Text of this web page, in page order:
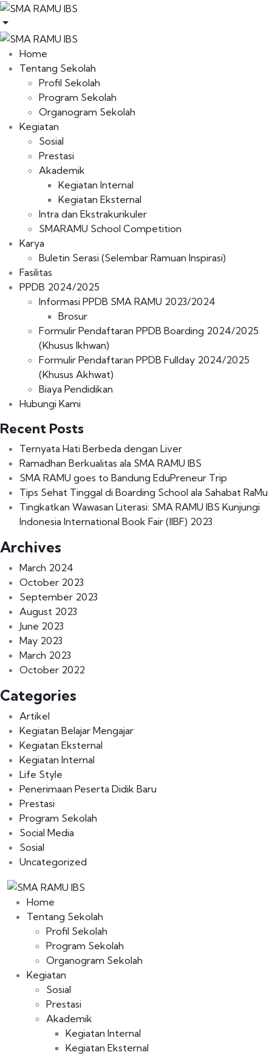
Home
Tentang Sekolah
Profil Sekolah
Program Sekolah
Organogram Sekolah
Kegiatan
Sosial
Prestasi
Akademik
Kegiatan Internal
Kegiatan Eksternal
Intra dan Ekstrakurikuler
SMARAMU School Competition
Karya
Buletin Serasi (Selembar Ramuan Inspirasi)
Fasilitas
PPDB 2024/2025
Informasi PPDB SMA RAMU 2023/2024
Brosur
Formulir Pendaftaran PPDB Boarding 2024/2025
(Khusus Ikhwan)
Formulir Pendaftaran PPDB Fullday 2024/2025
(Khusus Akhwat)
Biaya Pendidikan
Hubungi Kami
Recent Posts
Ternyata Hati Berbeda dengan Liver
Ramadhan Berkualitas ala SMA RAMU IBS
SMA RAMU goes to Bandung EduPreneur Trip
Tips Sehat Tinggal di Boarding School ala Sahabat RaMu
Tingkatkan Wawasan Literasi: SMA RAMU IBS Kunjungi
Indonesia International Book Fair (IIBF) 2023
Archives
March 2024
October 2023
September 2023
August 2023
June 2023
May 2023
March 2023
October 2022
Categories
Artikel
Kegiatan Belajar Mengajar
Kegiatan Eksternal
Kegiatan Internal
Life Style
Penerimaan Peserta Didik Baru
Prestasi
Program Sekolah
Social Media
Sosial
Uncategorized
Home
Tentang Sekolah
Profil Sekolah
Program Sekolah
Organogram Sekolah
Kegiatan
Sosial
Prestasi
Akademik
Kegiatan Internal
Kegiatan Eksternal